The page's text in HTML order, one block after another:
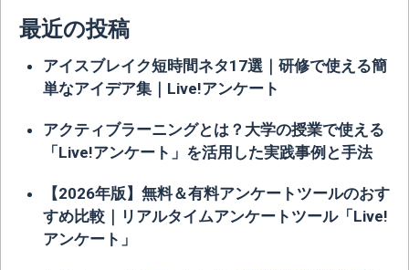
最近の投稿
アイスブレイク短時間ネタ17選｜研修で使える簡
単なアイデア集｜Live!アンケート
アクティブラーニングとは？大学の授業で使える
「Live!アンケート」を活用した実践事例と手法
【2026年版】無料＆有料アンケートツールのおす
すめ比較｜リアルタイムアンケートツール「Live!
アンケート」